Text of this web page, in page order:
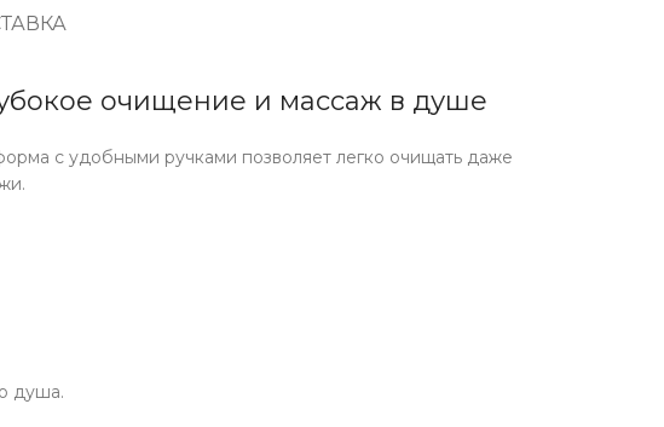
Прочее
очищение и массаж в душе
с удобными ручками позволяет легко очищать даже
душа.